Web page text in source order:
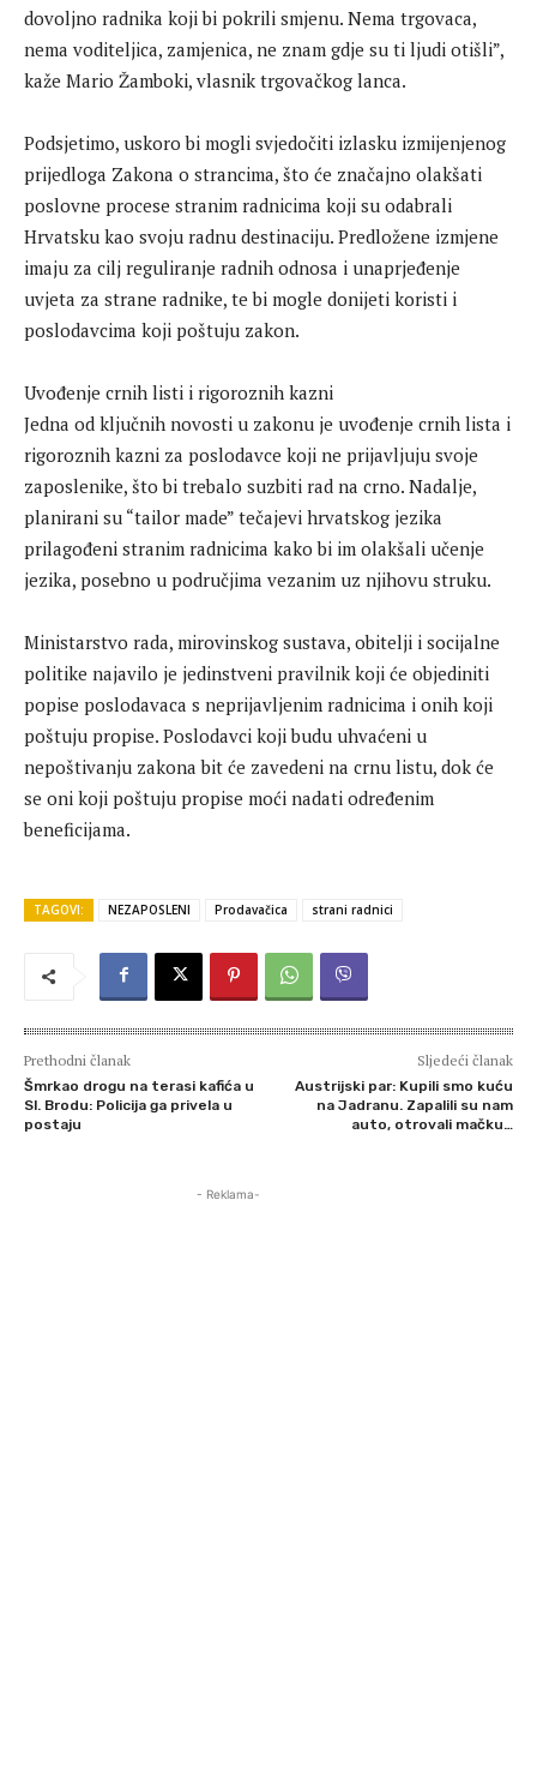
dovoljno radnika koji bi pokrili smjenu. Nema trgovaca,
nema voditeljica, zamjenica, ne znam gdje su ti ljudi otišli”,
kaže Mario Žamboki, vlasnik trgovačkog lanca.
Podsjetimo, uskoro bi mogli svjedočiti izlasku izmijenjenog
prijedloga Zakona o strancima, što će značajno olakšati
poslovne procese stranim radnicima koji su odabrali
Hrvatsku kao svoju radnu destinaciju. Predložene izmjene
imaju za cilj reguliranje radnih odnosa i unaprjeđenje
uvjeta za strane radnike, te bi mogle donijeti koristi i
poslodavcima koji poštuju zakon.
Uvođenje crnih listi i rigoroznih kazni
Jedna od ključnih novosti u zakonu je uvođenje crnih lista i
rigoroznih kazni za poslodavce koji ne prijavljuju svoje
zaposlenike, što bi trebalo suzbiti rad na crno. Nadalje,
planirani su “tailor made” tečajevi hrvatskog jezika
prilagođeni stranim radnicima kako bi im olakšali učenje
jezika, posebno u područjima vezanim uz njihovu struku.
Ministarstvo rada, mirovinskog sustava, obitelji i socijalne
politike najavilo je jedinstveni pravilnik koji će objediniti
popise poslodavaca s neprijavljenim radnicima i onih koji
poštuju propise. Poslodavci koji budu uhvaćeni u
nepoštivanju zakona bit će zavedeni na crnu listu, dok će
se oni koji poštuju propise moći nadati određenim
beneficijama.
TAGOVI: NEZAPOSLENI Prodavačica strani radnici
Prethodni članak
Šmrkao drogu na terasi kafića u
Sl. Brodu: Policija ga privela u
postaju
Sljedeći članak
Austrijski par: Kupili smo kuću
na Jadranu. Zapalili su nam
auto, otrovali mačku…
- Reklama-